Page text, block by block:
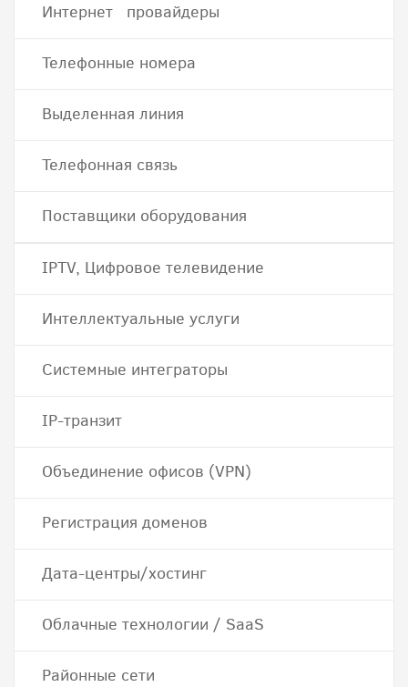
Интернет провайдеры
Телефонные номера
Выделенная линия
Телефонная связь
Поставщики оборудования
IPTV, Цифровое телевидение
Интеллектуальные услуги
Системные интеграторы
IP-транзит
Объединение офисов (VPN)
Регистрация доменов
Дата-центры/хостинг
Облачные технологии / SaaS
Районные сети